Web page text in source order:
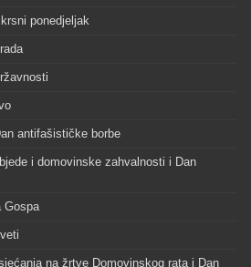
ponedjeljak
antifašističke borbe
i domovinske zahvalnosti i Dan
Gospa
na žrtve Domovinskog rata i Dan